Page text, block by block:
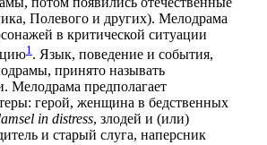
Полевого и других). Мелодрама
в критической ситуации
1 . Язык, поведение и события,
принято называть
Мелодрама предполагает
герой, женщина в бедственных
in distress, злодей и (или)
и старый слуга, наперсник